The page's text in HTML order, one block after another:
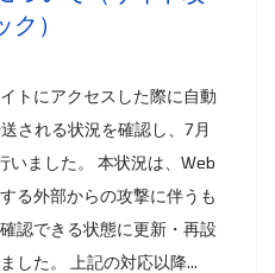
）
トにアクセスした際に自動
される状況を確認し、7月
いました。 本状況は、Web
る外部からの攻撃に伴うも
認できる状態に更新・再設
した。 上記の対応以降...